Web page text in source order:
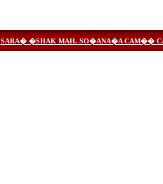
SARA� �SHAK MAH. SO�ANA�A CAM��